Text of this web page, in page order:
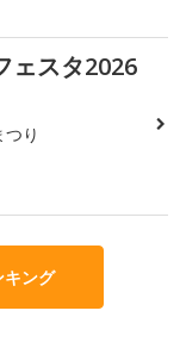
ェスタ2026
り
キング